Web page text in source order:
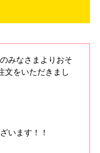
みなさまよりおそ
文をいただきまし
います！！